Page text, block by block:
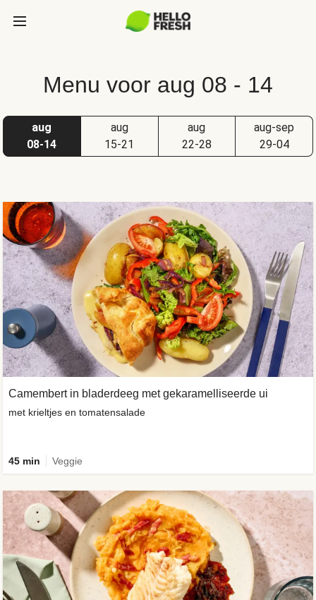
Menu voor aug 08 - 14
aug
08-14
aug
15-21
aug
22-28
aug-sep
29-04
Camembert in bladerdeeg met gekaramelliseerde ui
met krieltjes en tomatensalade
45 min Veggie